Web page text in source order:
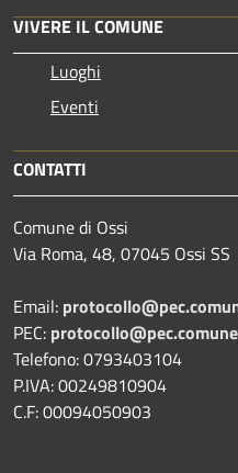
VIVERE IL COMUNE
Luoghi
Eventi
CONTATTI
Comune di Ossi
Via Roma, 48, 07045 Ossi SS
Email:
PEC:
Telefono: 0793403104
P.IVA: 00249810904
C.F: 00094050903